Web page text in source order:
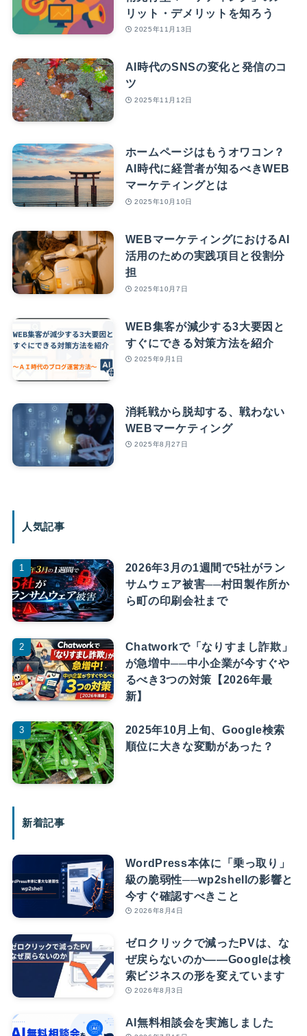
リット・デメリットを知ろう
2025年11月13日
AI時代のSNSの変化と発信のコ
ツ
2025年11月12日
ホームページはもうオワコン？
AI時代に経営者が知るべきWEB
マーケティングとは
2025年10月10日
WEBマーケティングにおけるAI
活用のための実践項目と役割分
担
2025年10月7日
WEB集客が減少する3大要因と
すぐにできる対策方法を紹介
2025年9月1日
消耗戦から脱却する、戦わない
WEBマーケティング
2025年8月27日
人気記事
2026年3月の1週間で5社がラン
サムウェア被害──村田製作所か
ら町の印刷会社まで
Chatworkで「なりすまし詐欺」
が急増中──中小企業が今すぐや
るべき3つの対策【2026年最
新】
2025年10月上旬、Google検索
順位に大きな変動があった？
新着記事
WordPress本体に「乗っ取り」
級の脆弱性──wp2shellの影響と
今すぐ確認すべきこと
2026年8月4日
ゼロクリックで減ったPVは、な
ぜ戻らないのか――Googleは検
索ビジネスの形を変えています
2026年8月3日
AI無料相談会を実施しました